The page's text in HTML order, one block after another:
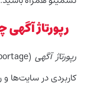
رپورتاژ
رپورتاژ آگهی
کاربردی در سایت‌ها و